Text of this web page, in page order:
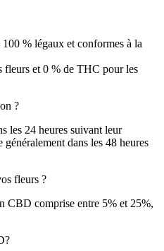
% légaux et conformes à la
et 0 % de THC pour les
?
les 24 heures suivant leur
dans les 48 heures
fleurs ?
CBD comprise entre 5% et 25%,